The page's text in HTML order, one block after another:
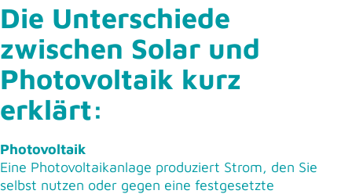
Die Unterschiede
zwischen Solar und
Photovoltaik kurz
erklärt:
Photovoltaik
Eine Photovoltaikanlage produziert Strom, den Sie
selbst nutzen oder gegen eine festgesetzte